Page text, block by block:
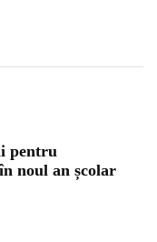
pentru
noul an școlar